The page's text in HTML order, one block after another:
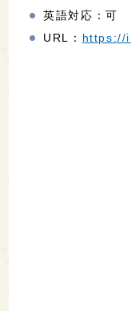
英語対応：可
URL： https://